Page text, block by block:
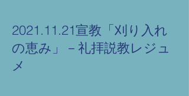
2021.11.21宣教「刈り入れ
の恵み」－礼拝説教レジュ
メ